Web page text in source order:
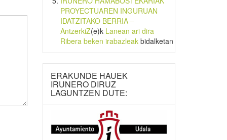
PROYECTUAREN INGURUAN
IDATZITAKO BERRIA –
AntzerkiZ(e)k Lanean ari dira
Ribera beken irabazleakbidalketan
ERAKUNDE HAUEK
IRUNERO DIRUZ
LAGUNTZEN DUTE: